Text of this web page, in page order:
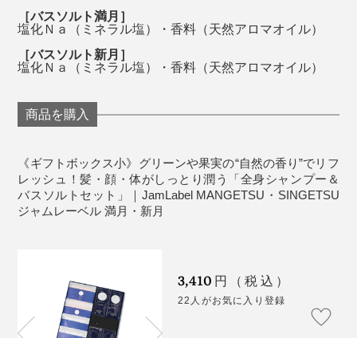
て、洗い心地、仕上がりともに極めた全身シャンプーを
完成させました。
こだわりの「泡」は、泡立ちがよくて、モチモチの感
触。汚れをしっかり浮かしながら、洗い上がりの肌はし
忙しいあの人に、ハーブ香る入浴で、脳のリフレッシュ
体験を贈りましょう。
［バスソルト満月］
塩化Ｎａ（ミネラル塩）・香料（天然アロマオイル）
［バスソルト新月］
塩化Ｎａ（ミネラル塩）・香料（天然アロマオイル）
商品を購入
《ギフトボックス小》グリーンや果実の“自然の香り”でリフ
レッシュ！髪・顔・体がしっとり潤う「全身シャンプー＆
バスソルトセット」｜JamLabel MANGETSU・SINGETSU
ジャムレーベル 満月・新月
3,410 円（税込）
22人がお気に入り登録